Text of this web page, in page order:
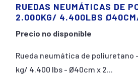
RUEDAS NEUMÁTICAS DE
2.000KG/ 4.400LBS
Precio no disponible
Rueda neumática de poliuretano
kg/ 4.400 lbs - Ø40cm x 2...